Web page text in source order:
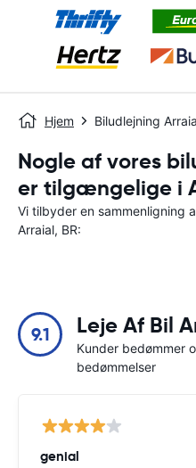
Hjem Biludlejning
Nogle af vores
er tilgængelige i
Vi tilbyder en sammenligning
Arraial, BR:
9.1 Leje Af Bil
Kunder bedømmer
bedømmelser
genial